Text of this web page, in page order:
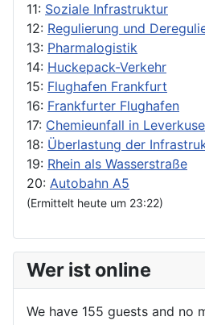
11: Soziale Infrastruktur
12: Regulierung und
13: Pharmalogistik
14: Huckepack-Verkehr
15: Flughafen Frankfurt
16: Frankfurter Flughafen
17: Chemieunfall in
18: Überlastung der
19: Rhein als Wasserstraße
20: Autobahn A5
(Ermittelt heute um 23:22)
Wer ist online
We have 155 guests and no